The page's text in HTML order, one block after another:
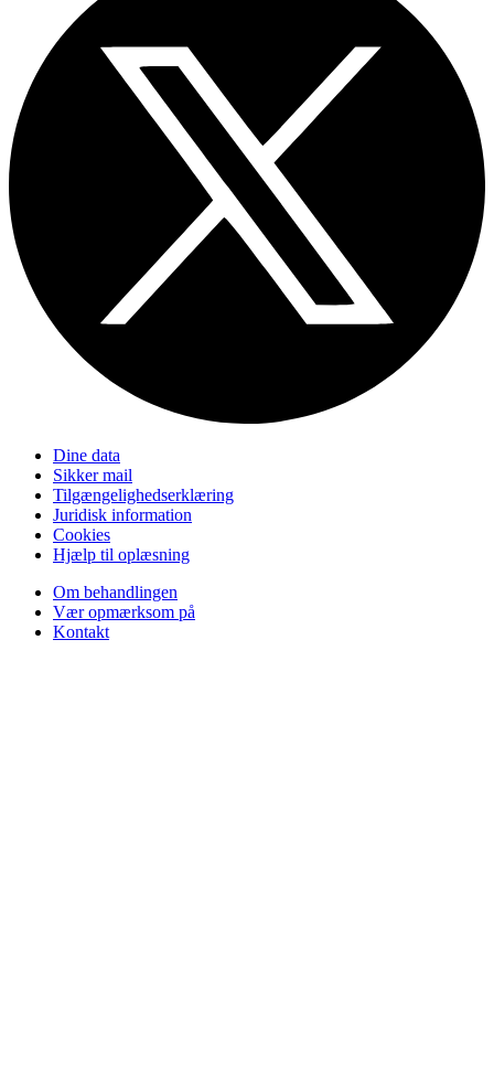
Dine data
Sikker mail
Tilgængelighedserklæring
Juridisk information
Cookies
Hjælp til oplæsning
Om behandlingen
Vær opmærksom på
Kontakt